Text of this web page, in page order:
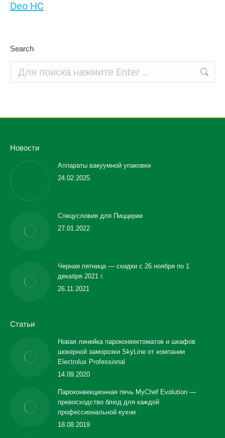
Search
Новости
Аппараты вакуумной упаковки
24.02.2025
Спецусловия для Пиццерии
27.01.2022
Черная пятница — скидки с 26 ноября по 1
декабря 2021 г.
26.11.2021
Статьи
Новая линейка пароконвектоматов и шкафов
шокерной заморозки SkyLine от компании
Electrolux Professional
14.09.2020
Пароконвекционная печь MyChef Evolution —
превосходство блюд для каждой
профессиональной кухни
18.08.2019